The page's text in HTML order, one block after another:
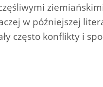
w późniejszej
często konflikty i